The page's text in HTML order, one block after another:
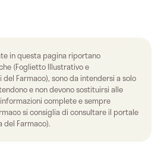
in questa pagina riportano
(Foglietto Illustrativo e
Farmaco), sono da intendersi a solo
e non devono sostituirsi alle
complete e sempre
si consiglia di consultare il portale
del Farmaco).